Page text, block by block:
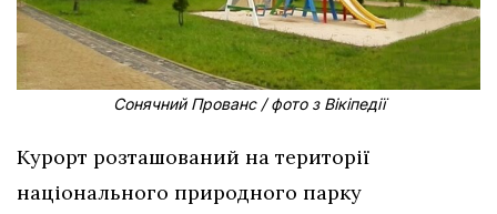
Сонячний Прованс / фото з Вікіпедії
Курорт розташований на території
національного природного парку